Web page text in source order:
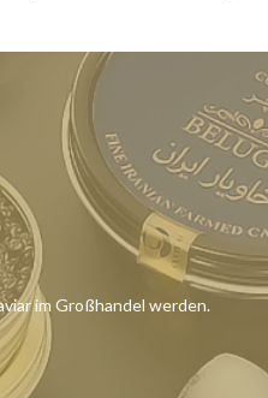
im Großhandel werden.